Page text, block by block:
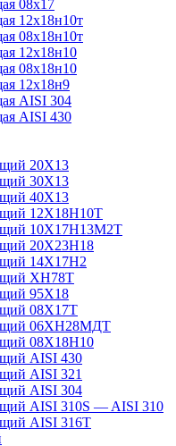
08х17
12х18н10т
08х18н10т
12х18н10
08х18н10
12х18н9
AISI 304
AISI 430
20Х13
30Х13
40Х13
12Х18Н10Т
10Х17Н13М2T
20Х23Н18
14Х17Н2
ХН78Т
95Х18
08Х17Т
06ХН28МДТ
08Х18Н10
AISI 430
AISI 321
AISI 304
AISI 310S — AISI 310
AISI 316T